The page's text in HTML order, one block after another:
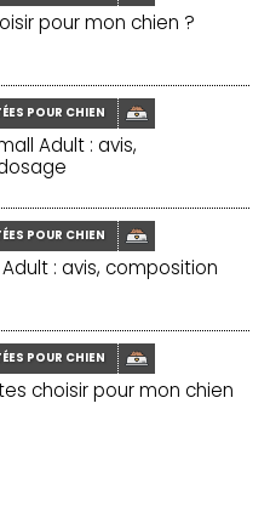
pour mon chien ?
POUR CHIEN
Adult : avis,
POUR CHIEN
: avis, composition
POUR CHIEN
choisir pour mon chien